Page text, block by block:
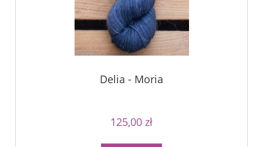
Delia - Moria
125,00 zł